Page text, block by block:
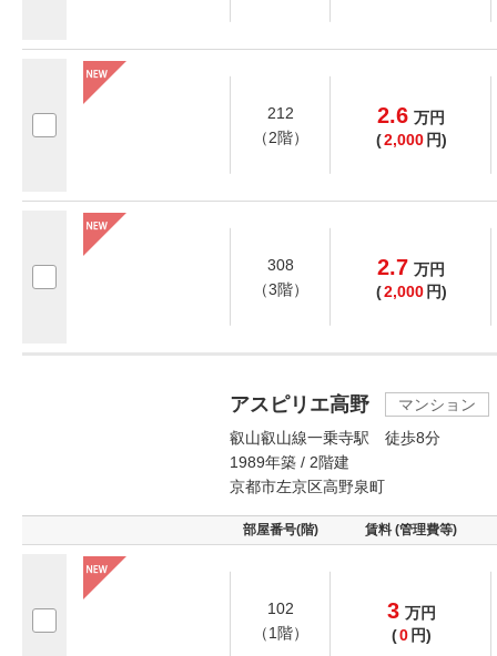
212
（2階）
2.6 万円
(2,000 円)
308
（3階）
2.7 万円
(2,000 円)
アスピリエ高野
マンション
叡山叡山線一乗寺駅 徒歩8分
1989年築 / 2階建
京都市左京区高野泉町
部屋番号(階) 賃料 (管理費等)
102
（1階）
3 万円
(0 円)